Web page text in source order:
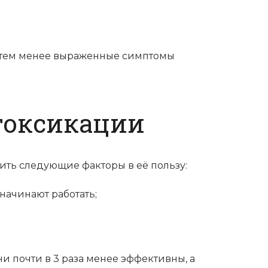
менее выраженные симптомы
следующие факторы в её пользу:
работать;
почти в 3 раза менее эффективны, а